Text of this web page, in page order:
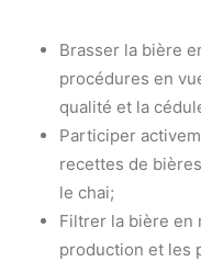
Brasser la bière
procédures en
qualité et la
Participer
recettes de
le chai;
Filtrer la bière en
production et les